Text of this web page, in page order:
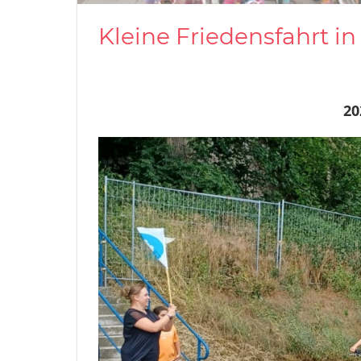
Kleine Friedensfahrt